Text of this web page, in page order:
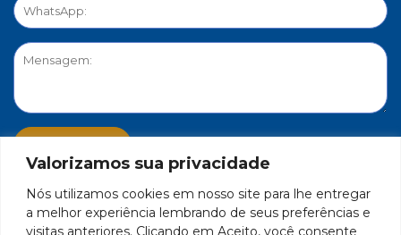
Valorizamos sua privacidade
Nós utilizamos cookies em nosso site para lhe entregar
a melhor experiência lembrando de seus preferências e
visitas anteriores. Clicando em Aceito, você consente
PORTAL DE PRIVACIDADE